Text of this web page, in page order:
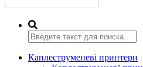
Каплеструменеві принтери